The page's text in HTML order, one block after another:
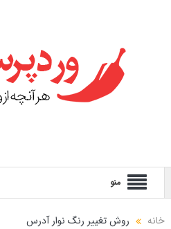
منو
خانه روش تغییر رنگ نوار آدرس